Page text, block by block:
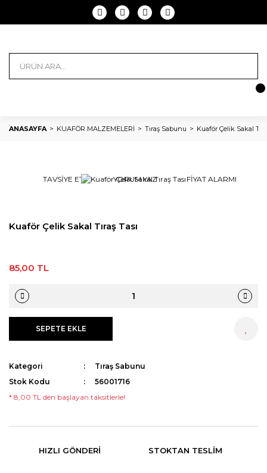
ANASAYFA KUAFÖR MALZEMELERİ Tıraş Sabunu Kuaför Çelik Sakal
TAVSİYE ET YORUM YAZ FİYAT ALARMI
Kuaför Çelik Sakal Tıraş Tası
85,00 TL
SEPETE EKLE
Kategori
Tıraş Sabunu
Stok Kodu
56001716
* 8,00 TL den başlayan taksitlerle!
HIZLI GÖNDERI STOKTAN TESLIM